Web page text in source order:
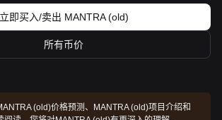
立即买入/卖出 MANTRA (old)
所有币价
(old)价格预测、MANTRA (old)项目介绍和